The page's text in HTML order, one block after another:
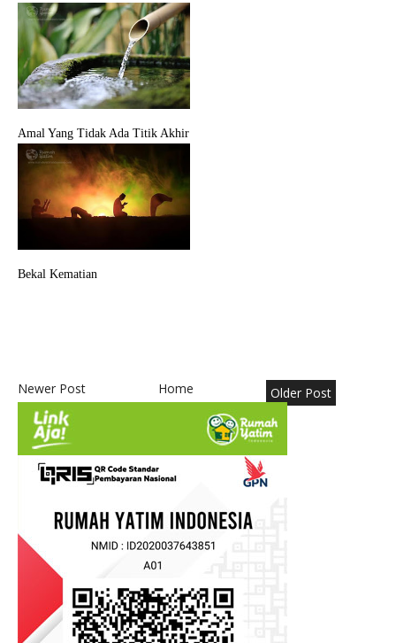
Amal Yang Tidak Ada Titik Akhir
Bekal Kematian
Newer Post Older Post
Home